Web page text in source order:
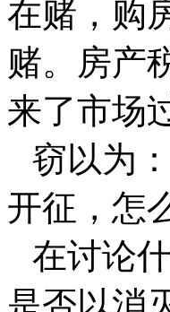
在赌，购
赌。房产
来了市场
窃以为
开征，怎
在讨论